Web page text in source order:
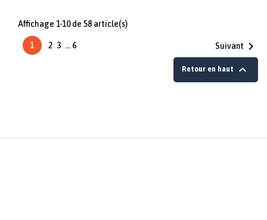
Affichage 1-10 de 58 article(s)
1 2 3 … 6 Suivant 
Retour en haut 